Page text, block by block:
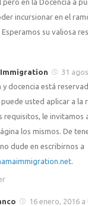
incursionar en el
su valiosa
Immigration
31
y docencia está
usted aplicar a la
requisitos, le invitamos
los mismos. De
dude en escribirnos a
.
16 enero, 2016 a